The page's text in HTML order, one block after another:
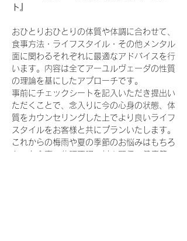
ト』
おひとりおひとりの体質や体調に合わせて、
食事方法・ライフスタイル・その他メンタル
面に関わるそれぞれに最適なアドバイスを行
います。内容は全てアーユルヴェーダの性質
の理論を基にしたアプローチです。
事前にチェックシートを記入いただき提出い
ただくことで、念入りに今の心身の状態、体
質をカウンセリングした上でより良いライフ
スタイルをお客様と共にプランいたします。
これからの梅雨や夏の季節のお悩みはもちろ